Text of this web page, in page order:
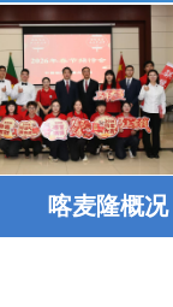
喀麦隆概况